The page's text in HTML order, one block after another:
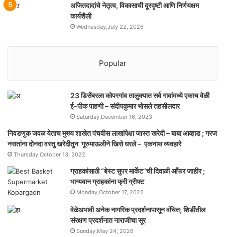
अजितदादांचे नेतृत्व, विकासाची दूरदृष्टी आणि निर्णयक्षम
कार्यशैली
Wednesday,July 22, 2026
Popular
23 डिसेंबरला कोपरगांव तालुक्‍यात सर्व गावांमध्ये एकाच वेळी
ई-पीक पाहणी – संदीपकुमार भोसले तहसीलदार
Saturday,December 16, 2023
निवडणुक जवळ येताच मुख्य शाखेत पंचवीस लाखांपेक्षा जास्त खरेदी – बाबा आव्हाड ; गरज
नसतांना दोनदा वस्तु खरेदीतुन गूरुमाऊलीने खिसे धरले – एकनाथ व्यवहारे
Thursday,October 13, 2022
ग्राहकांसाठी “बेस्ट सुपर मार्केट”ची दिवाळी आॕफर जाहीर ;
भाग्यवान ग्राहकांना फ्री ग्रीफ्ट
Monday,October 17, 2022
वेळेअभावी अनेक नागरिक प्रदर्शनापासून वंचित; शिर्डीतील
संरक्षण प्रदर्शनात नाराजीचा सूर
Sunday,May 24, 2026